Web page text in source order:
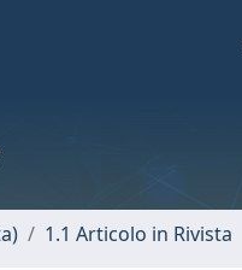
1.1 Articolo in Rivista